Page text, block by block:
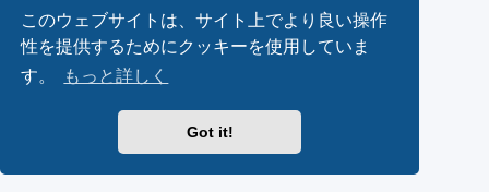
このウェブサイトは、サイト上でより良い操作
性を提供するためにクッキーを使用していま
す。
もっと詳しく
Got it!